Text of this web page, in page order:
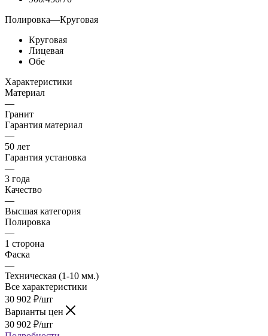
Полировка—Круговая
Круговая
Лицевая
Обе
Характеристики
Материал
—
Гранит
Гарантия материал
—
50 лет
Гарантия установка
—
3 года
Качество
—
Высшая категория
Полировка
—
1 сторона
Фаска
—
Техническая (1-10 мм.)
Все характеристики
30 902 ₽/шт
Варианты цен
30 902 ₽/шт